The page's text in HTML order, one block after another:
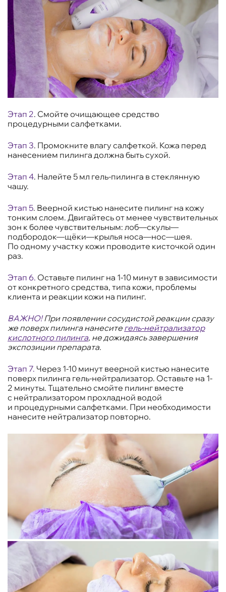
Этап 2. Смойте очищающее средство
процедурными салфетками.
Этап 3. Промокните влагу салфеткой. Кожа перед
нанесением пилинга должна быть сухой.
Этап 4. Налейте 5 мл гель-пилинга в стеклянную
чашу.
Этап 5. Веерной кистью нанесите пилинг на кожу
тонким слоем. Двигайтесь от менее чувствительных
зон к более чувствительным: лоб—скулы—
подбородок—щёки—крылья носа—нос—шея.
По одному участку кожи проводите кисточкой один
раз.
Этап 6. Оставьте пилинг на 1-10 минут в зависимости
от конкретного средства, типа кожи, проблемы
клиента и реакции кожи на пилинг.
ВАЖНО!При появлении сосудистой реакции сразу
же поверх пилинга нанесите гель-нейтрализатор
кислотного пилинга, не дожидаясь завершения
экспозиции препарата.
Этап 7. Через 1-10 минут веерной кистью нанесите
поверх пилинга гель-нейтрализатор. Оставьте на 1-
2 минуты. Тщательно смойте пилинг вместе
с нейтрализатором прохладной водой
и процедурными салфетками. При необходимости
нанесите нейтрализатор повторно.